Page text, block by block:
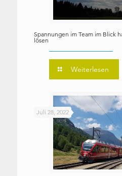
Spannungen im Team im Blick
lösen
Weiterlesen
Juli 28, 2022